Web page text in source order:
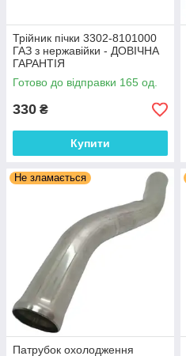
Трійник пічки 3302-8101000
ГАЗ з нержавійки - ДОВІЧНА
ГАРАНТІЯ
Готово до відправки 165 од.
330 ₴
Купити
Не зламається
Патрубок охолодження